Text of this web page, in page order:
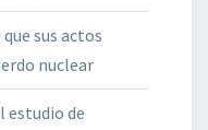
sus actos
nuclear
estudio de